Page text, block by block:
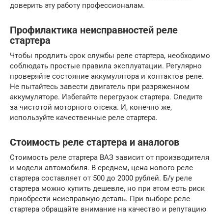
доверить эту работу профессионалам.
Профилактика неисправностей реле
стартера
Чтобы продлить срок службы реле стартера, необходимо
соблюдать простые правила эксплуатации. Регулярно
проверяйте состояние аккумулятора и контактов реле.
Не пытайтесь завести двигатель при разряженном
аккумуляторе. Избегайте перегрузок стартера. Следите
за чистотой моторного отсека. И, конечно же,
используйте качественные реле стартера.
Стоимость реле стартера и аналогов
Стоимость реле стартера ВАЗ зависит от производителя
и модели автомобиля. В среднем, цена нового реле
стартера составляет от 500 до 2000 рублей. Б/у реле
стартера можно купить дешевле, но при этом есть риск
приобрести неисправную деталь. При выборе реле
стартера обращайте внимание на качество и репутацию